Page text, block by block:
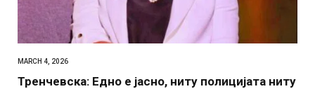
MARCH 4, 2026
Тренчевска: Едно е јасно, ниту полицијата ниту